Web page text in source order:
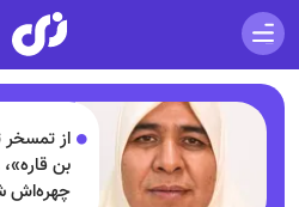
از تمسخر
بن
چهره‌اش